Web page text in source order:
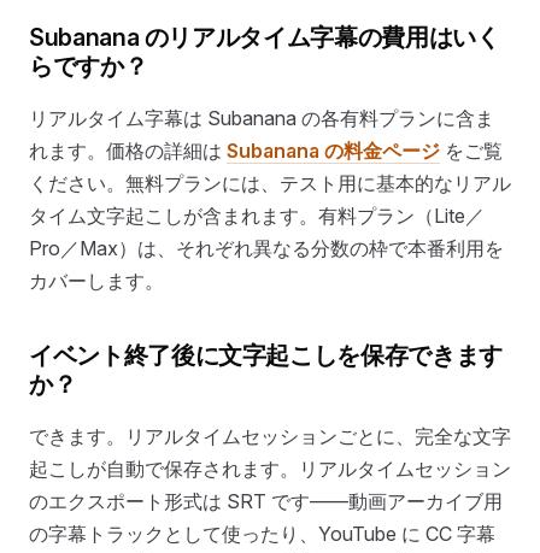
Subanana のリアルタイム字幕の費用はいく
らですか？
リアルタイム字幕は Subanana の各有料プランに含ま
れます。価格の詳細は Subanana の料金ページ をご覧
ください。無料プランには、テスト用に基本的なリアル
タイム文字起こしが含まれます。有料プラン（Lite／
Pro／Max）は、それぞれ異なる分数の枠で本番利用を
カバーします。
イベント終了後に文字起こしを保存できます
か？
できます。リアルタイムセッションごとに、完全な文字
起こしが自動で保存されます。リアルタイムセッション
のエクスポート形式は SRT です——動画アーカイブ用
の字幕トラックとして使ったり、YouTube に CC 字幕